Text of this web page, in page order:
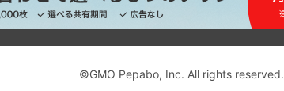
©GMO Pepabo, Inc. All rights reserved.